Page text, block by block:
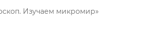
Изучаем микромир»